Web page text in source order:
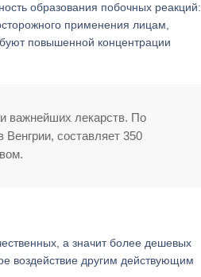
образования побочных реакций:
применения лицам,
повышенной концентрации
важнейших лекарств. По
Венгрии, составляет 350
а значит более дешевых
воздействие другим действующим